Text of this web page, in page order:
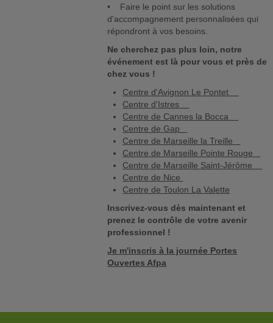
• Faire le point sur les solutions
d'accompagnement personnalisées qui
répondront à vos besoins.
Ne cherchez pas plus loin, notre
événement est là pour vous et près de
chez vous !
Centre d'Avignon Le Pontet
Centre d'Istres
Centre de Cannes la Bocca
Centre de Gap
Centre de Marseille la Treille
Centre de Marseille Pointe Rouge
Centre de Marseille Saint-Jérôme
Centre de Nice
Centre de Toulon La Valette
Inscrivez-vous dès maintenant et
prenez le contrôle de votre avenir
professionnel !
Je m'inscris à la journée Portes
Ouvertes Afpa